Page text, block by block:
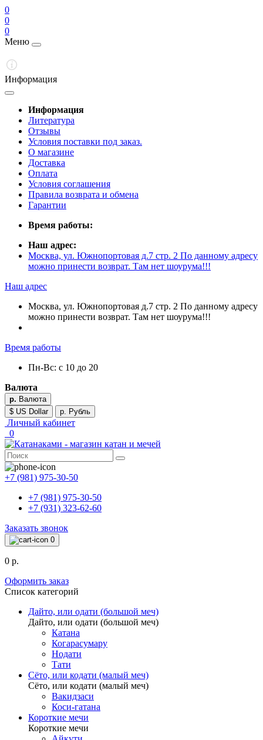
0
0
0
Меню
Информация
Информация
Литература
Отзывы
Условия поставки под заказ.
О магазине
Доставка
Оплата
Условия соглашения
Правила возврата и обмена
Гарантии
Время работы:
Наш адрес:
Москва, ул. Южнопортовая д.7 стр. 2 По данному адресу
можно принести возврат. Там нет шоурума!!!
Наш адрес
Москва, ул. Южнопортовая д.7 стр. 2 По данному адресу
можно принести возврат. Там нет шоурума!!!
Время работы
Пн-Вс: с 10 до 20
Валюта
р. Валюта
$ US Dollar
р. Рубль
Личный кабинет
0
+7 (981) 975-30-50
+7 (981) 975-30-50
+7 (931) 323-62-60
Заказать звонок
0
0 р.
Оформить заказ
Список категорий
Дайто, или одати (большой меч)
Дайто, или одати (большой меч)
Катана
Когарасумару
Нодати
Тати
Сёто, или кодати (малый меч)
Сёто, или кодати (малый меч)
Вакидзаси
Коси-гатана
Короткие мечи
Короткие мечи